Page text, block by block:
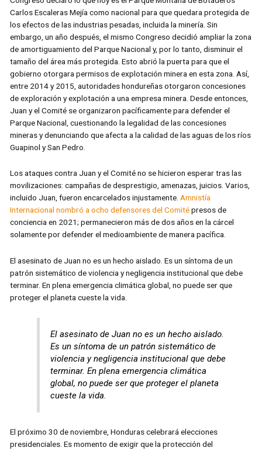
Carlos Escaleras Mejía como nacional para que quedara protegida de
los efectos de las industrias pesadas, incluida la minería. Sin
embargo, un año después, el mismo Congreso decidió ampliar la zona
de amortiguamiento del Parque Nacional y, por lo tanto, disminuir el
tamaño del área más protegida. Esto abrió la puerta para que el
gobierno otorgara permisos de explotación minera en esta zona. Así,
entre 2014 y 2015, autoridades hondureñas otorgaron concesiones
de exploración y explotación a una empresa minera. Desde entonces,
Juan y el Comité se organizaron pacíficamente para defender el
Parque Nacional, cuestionando la legalidad de las concesiones
mineras y denunciando que afecta a la calidad de las aguas de los ríos
Guapinol y San Pedro.
Los ataques contra Juan y el Comité no se hicieron esperar tras las
movilizaciones: campañas de desprestigio, amenazas, juicios. Varios,
incluido Juan, fueron encarcelados injustamente.Amnistía
Internacional nombró a ocho defensores del Comitépresos de
conciencia en 2021; permanecieron más de dos años en la cárcel
solamente por defender el medioambiente de manera pacífica.
El asesinato de Juan no es un hecho aislado. Es un síntoma de un
patrón sistemático de violencia y negligencia institucional que debe
terminar. En plena emergencia climática global, no puede ser que
proteger el planeta cueste la vida.
El asesinato de Juan no es un hecho aislado.
Es un síntoma de un patrón sistemático de
violencia y negligencia institucional que debe
terminar. En plena emergencia climática
global, no puede ser que proteger el planeta
cueste la vida.
El próximo 30 de noviembre, Honduras celebrará elecciones
presidenciales. Es momento de exigir que la protección del